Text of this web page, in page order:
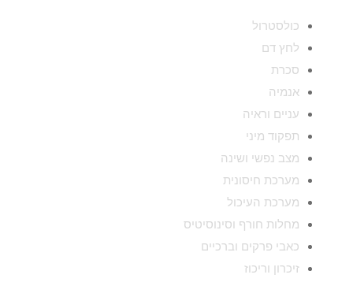
כולסטרול
לחץ דם
סכרת
אנמיה
עניים וראיה
תפקוד מיני
מצב נפשי ושינה
מערכת חיסונית
מערכת העיכול
מחלות חורף וסינוסיטיס
כאבי פרקים וברכיים
זיכרון וריכוז